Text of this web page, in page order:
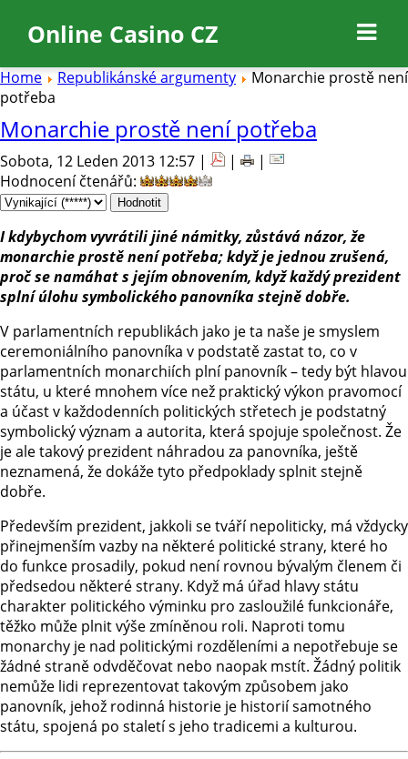
Online Casino CZ
Home Republikánské argumenty
Monarchie prostě není
potřeba
Monarchie prostě není potřeba
Sobota, 12 Leden 2013 12:57 | |
|
Hodnocení čtenářů:
I kdybychom vyvrátili jiné námitky, zůstává názor, že
monarchie prostě není potřeba; když je jednou zrušená,
proč se namáhat s jejím obnovením, když každý prezident
splní úlohu symbolického panovníka stejně dobře.
V parlamentních republikách jako je ta naše je smyslem
ceremoniálního panovníka v podstatě zastat to, co v
parlamentních monarchiích plní panovník – tedy být hlavou
státu, u které mnohem více než praktický výkon pravomocí
a účast v každodenních politických střetech je podstatný
symbolický význam a autorita, která spojuje společnost. Že
je ale takový prezident náhradou za panovníka, ještě
neznamená, že dokáže tyto předpoklady splnit stejně
dobře.
Především prezident, jakkoli se tváří nepoliticky, má vždycky
přinejmenším vazby na některé politické strany, které ho
do funkce prosadily, pokud není rovnou bývalým členem či
předsedou některé strany. Když má úřad hlavy státu
charakter politického výminku pro zasloužilé funkcionáře,
těžko může plnit výše zmíněnou roli. Naproti tomu
monarchy je nad politickými rozděleními a nepotřebuje se
žádné straně odvděčovat nebo naopak mstít. Žádný politik
nemůže lidi reprezentovat takovým způsobem jako
panovník, jehož rodinná historie je historií samotného
státu, spojená po staletí s jeho tradicemi a kulturou.